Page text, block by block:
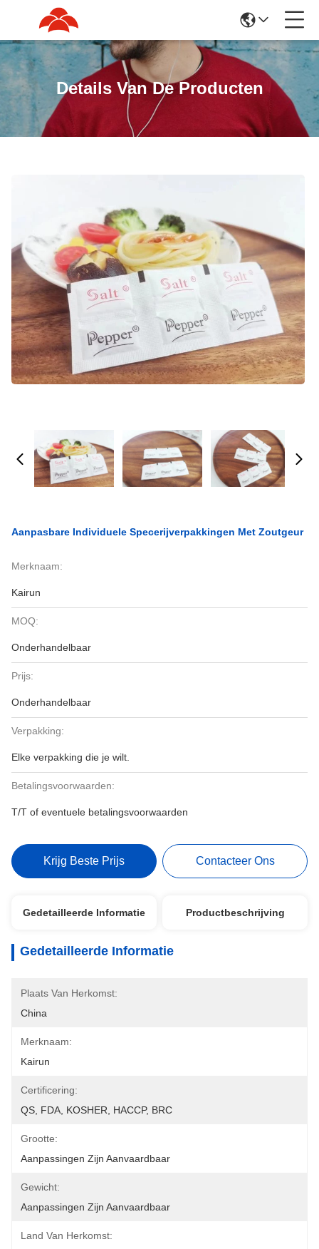
Details Van De Producten
Aanpasbare Individuele Specerijverpakkingen Met Zoutgeur
Merknaam:
Kairun
MOQ:
Onderhandelbaar
Prijs:
Onderhandelbaar
Verpakking:
Elke verpakking die je wilt.
Betalingsvoorwaarden:
T/T of eventuele betalingsvoorwaarden
Krijg Beste Prijs Contacteer Ons
Gedetailleerde Informatie Productbeschrijving
Gedetailleerde Informatie
Plaats Van Herkomst:
China
Merknaam:
Kairun
Certificering:
QS, FDA, KOSHER, HACCP, BRC
Grootte:
Aanpassingen Zijn Aanvaardbaar
Gewicht:
Aanpassingen Zijn Aanvaardbaar
Land Van Herkomst: